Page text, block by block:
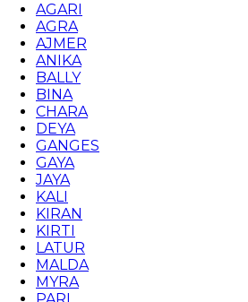
AGARI
AGRA
AJMER
ANIKA
BALLY
BINA
CHARA
DEYA
GANGES
GAYA
JAYA
KALI
KIRAN
KIRTI
LATUR
MALDA
MYRA